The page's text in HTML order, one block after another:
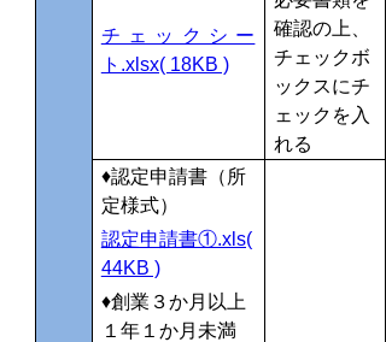
チェックシー
ト.xlsx( 18KB )
確認の上、
チェックボ
ックスにチ
ェックを入
れる
♦認定申請書（所
定様式）
認定申請書①.xls(
44KB )
♦創業３か月以上
１年１か月未満